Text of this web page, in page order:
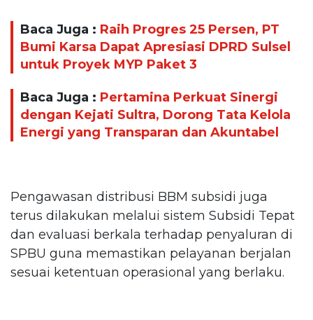
Baca Juga : Raih Progres 25 Persen, PT
Bumi Karsa Dapat Apresiasi DPRD Sulsel
untuk Proyek MYP Paket 3
Baca Juga : Pertamina Perkuat Sinergi
dengan Kejati Sultra, Dorong Tata Kelola
Energi yang Transparan dan Akuntabel
Pengawasan distribusi BBM subsidi juga
terus dilakukan melalui sistem Subsidi Tepat
dan evaluasi berkala terhadap penyaluran di
SPBU guna memastikan pelayanan berjalan
sesuai ketentuan operasional yang berlaku.